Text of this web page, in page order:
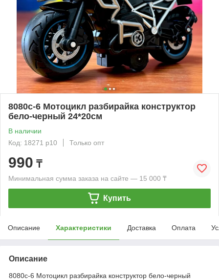
8080c-6 Мотоцикл разбирайка конструктор
бело-черный 24*20см
В наличии
Код: 18271 р10
Только опт
990 ₸
Минимальная сумма заказа на сайте — 15 000 ₸
Купить
Описание Характеристики Доставка Оплата
Описание
8080c-6 Мотоцикл разбирайка конструктор бело-черный